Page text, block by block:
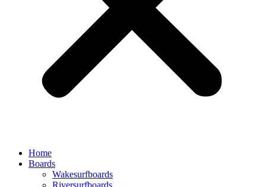
Home
Boards
Wakesurfboards
Riversurfboards